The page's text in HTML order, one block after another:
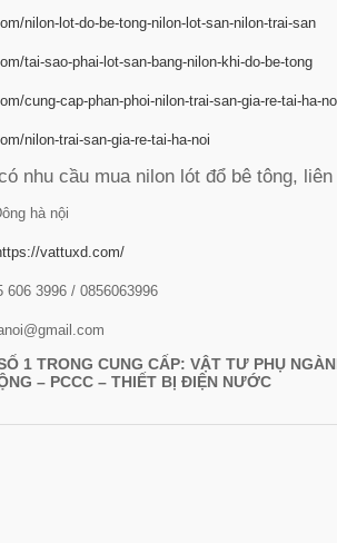
nilon-lot-do-be-tong-nilon-lot-san-nilon-trai-san
tai-sao-phai-lot-san-bang-nilon-khi-do-be-tong
cung-cap-phan-phoi-nilon-trai-san-gia-re-tai-ha-
nilon-trai-san-gia-re-tai-ha-noi
nhu cầu mua nilon lót đổ bê tông,
hà nội
vattuxd.com/
606 3996 / 0856063996
1 TRONG CUNG CẤP: VẬT TƯ PHỤ
– PCCC – THIẾT BỊ ĐIỆN NƯỚC